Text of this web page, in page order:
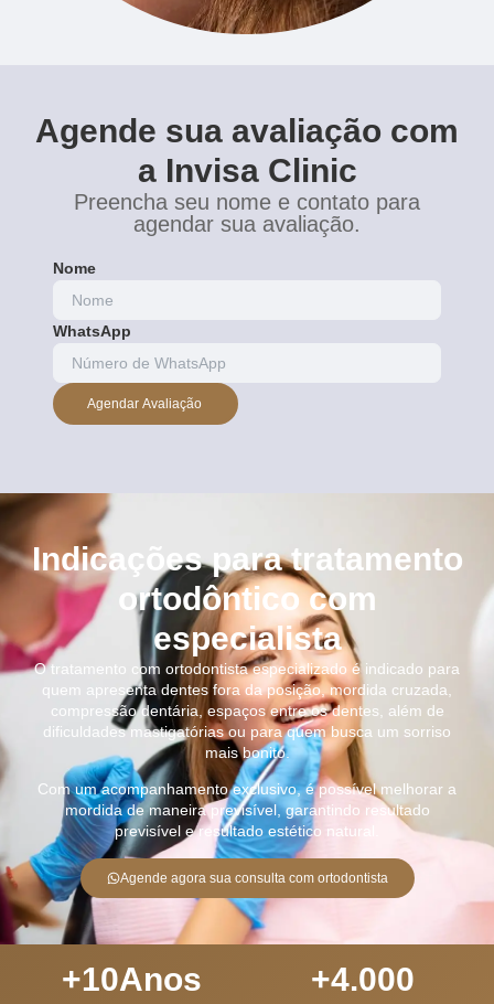
Agende sua avaliação com
a Invisa Clinic
Preencha seu nome e contato para
agendar sua avaliação.
Nome
WhatsApp
Agendar Avaliação
Indicações para tratamento
ortodôntico com
especialista
O tratamento com ortodontista especializado é indicado para
quem apresenta dentes fora da posição, mordida cruzada,
compressão dentária, espaços entre os dentes, além de
dificuldades mastigatórias ou para quem busca um sorriso
mais bonito.
Com um acompanhamento exclusivo, é possível melhorar a
mordida de maneira previsível, garantindo resultado
previsível e resultado estético natural.
Agende agora sua consulta com ortodontista
+10Anos +4.000